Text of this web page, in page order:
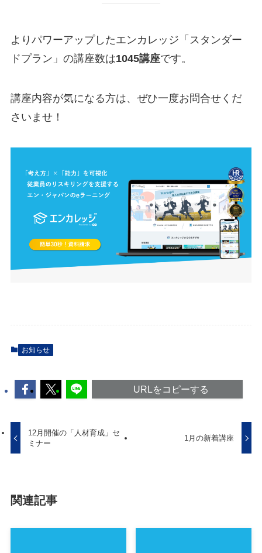
よりパワーアップしたエンカレッジ「スタンダー
ドプラン」の講座数は1045講座です。
講座内容が気になる方は、ぜひ一度お問合せくだ
さいませ！
お知らせ
URLをコピーする
12月開催の「人材育成」セ
ミナー
1月の新着講座
関連記事